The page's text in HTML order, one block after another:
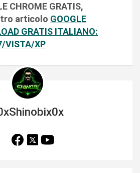
CHROME GRATIS,
articolo GOOGLE
GRATIS ITALIANO:
VISTA/XP